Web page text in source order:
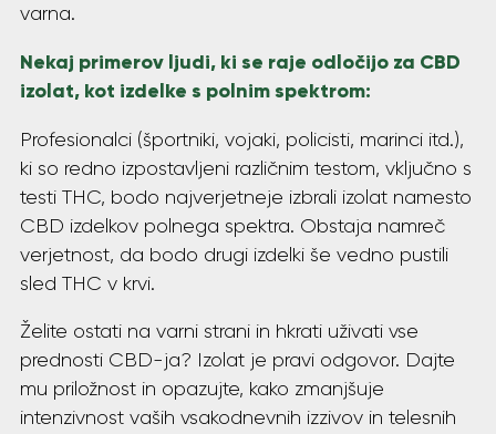
varna.
Nekaj primerov ljudi, ki se raje odločijo za CBD
izolat, kot izdelke s polnim spektrom:
Profesionalci (športniki, vojaki, policisti, marinci itd.),
ki so redno izpostavljeni različnim testom, vključno s
testi THC, bodo najverjetneje izbrali izolat namesto
CBD izdelkov polnega spektra. Obstaja namreč
verjetnost, da bodo drugi izdelki še vedno pustili
sled THC v krvi.
Želite ostati na varni strani in hkrati uživati vse
prednosti CBD-ja? Izolat je pravi odgovor. Dajte
mu priložnost in opazujte, kako zmanjšuje
intenzivnost vaših vsakodnevnih izzivov in telesnih